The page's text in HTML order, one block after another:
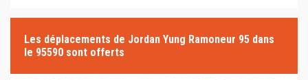
Les déplacements de Jordan Yung Ramoneur 95 dans
le 95590 sont offerts